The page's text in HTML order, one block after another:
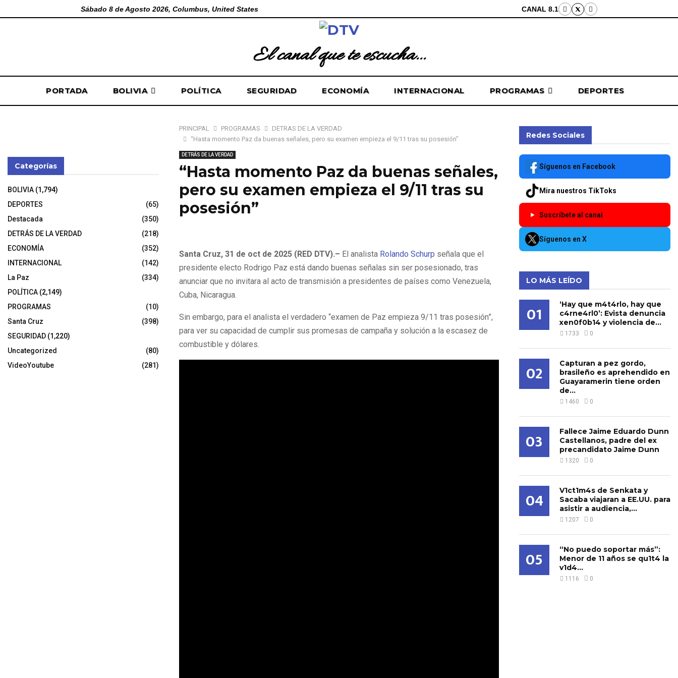
Sábado 8 de Agosto 2026, Columbus, United States CANAL 8.1
El canal que te escucha...
PORTADA BOLIVIA POLÍTICA SEGURIDAD ECONOMÍA INTERNACIONAL PROGRAMAS DEPORTES
PRINCIPAL PROGRAMAS
DETRÁS DE LA VERDAD
“Hasta momento Paz da buenas señales, pero su examen empieza el 9/11 tras su posesión”
DETRÁS DE LA VERDAD
“Hasta momento Paz da buenas señales,
pero su examen empieza el 9/11 tras su
posesión”
Santa Cruz, 31 de oct de 2025 (RED DTV).– El analista Rolando Schurp señala que el
presidente electo Rodrigo Paz está dando buenas señalas sin ser posesionado, tras
anunciar que no invitara al acto de transmisión a presidentes de países como Venezuela,
Cuba, Nicaragua.
Sin embargo, para el analista el verdadero “examen de Paz empieza 9/11 tras posesión”,
para ver su capacidad de cumplir sus promesas de campaña y solución a la escasez de
combustible y dólares.
Categorías
BOLIVIA (1,794)
DEPORTES
(65)
Destacada
(350)
DETRÁS DE LA VERDAD
(218)
ECONOMÍA
(352)
INTERNACIONAL
(142)
La Paz
(334)
POLÍTICA (2,149)
PROGRAMAS
(10)
Santa Cruz
(398)
SEGURIDAD (1,220)
Uncategorized
(80)
VideoYoutube
(281)
Redes Sociales
Síguenos en Facebook
Mira nuestros TikToks
Suscríbete al canal
Síguenos en X
LO MÁS LEÍDO
01
‘Hay que m4t4rlo, hay que
c4rne4rl0’: Evista denuncia
xen0f0b14 y violencia de...
1733 0
02
Capturan a pez gordo,
brasileño es aprehendido en
Guayaramerin tiene orden
de...
1460 0
03
Fallece Jaime Eduardo Dunn
Castellanos, padre del ex
precandidato Jaime Dunn
1320 0
04
V1ct1m4s de Senkata y
Sacaba viajaran a EE.UU. para
asistir a audiencia,...
1207 0
05
“No puedo soportar más”:
Menor de 11 años se qu1t4 la
v1d4...
1116 0